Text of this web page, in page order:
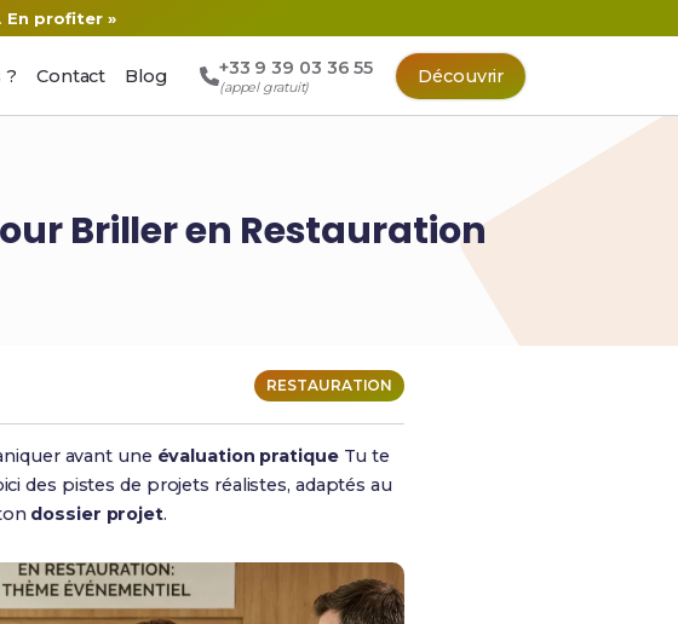
. En profiter »
? Contact Blog +33 9 39 03 36 55
(appel gratuit)
Découvrir
Briller en Restauration
RESTAURATION
avant une évaluation pratiqueTu te
des pistes de projets réalistes, adaptés au
dossier projet.